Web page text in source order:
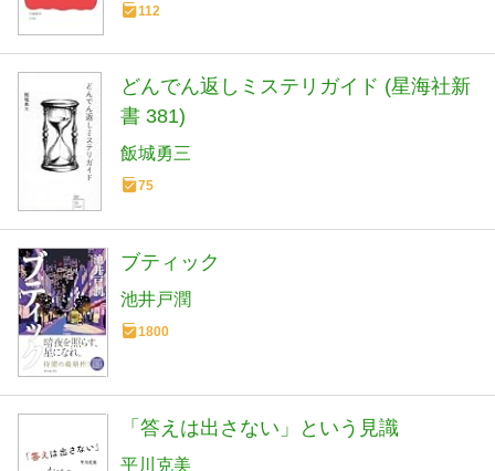
112
どんでん返しミステリガイド (星海社新
書 381)
飯城勇三
75
ブティック
池井戸潤
1800
「答えは出さない」という見識
平川克美